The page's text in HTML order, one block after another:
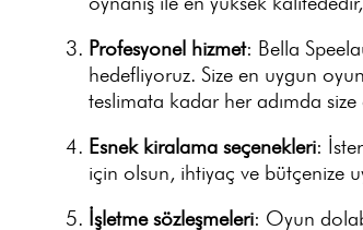
Profesyonel hizmet: Bella
hedefliyoruz. Size en uygun
teslimata kadar her adımda size
Esnek kiralama seçenekleri:
için olsun, ihtiyaç ve bütçenize
İşletme sözleşmeleri: Oyun